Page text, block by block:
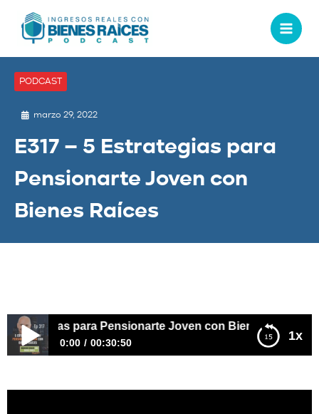
PODCAST
marzo 29, 2022
E317 – 5 Estrategias para
Pensionarte Joven con
Bienes Raíces
1x
para Pensionarte Joven con Bienes Raíces
0:00 00:30:50